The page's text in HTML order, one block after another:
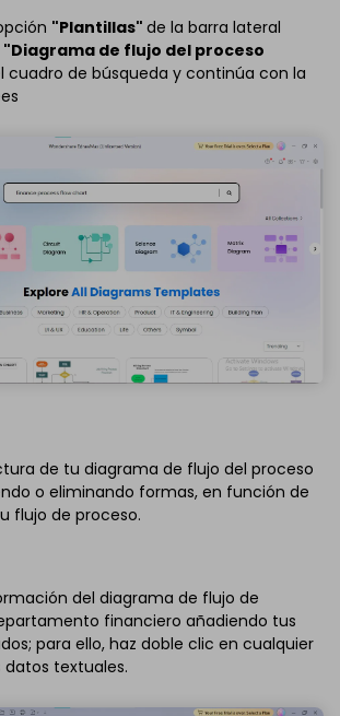
"Plantillas" de la barra lateral
"Diagrama de flujo del proceso
cuadro de búsqueda y continúa con la
de tu diagrama de flujo del proceso
o eliminando formas, en función de
flujo de proceso.
del diagrama de flujo de
financiero añadiendo tus
para ello, haz doble clic en cualquier
textuales.